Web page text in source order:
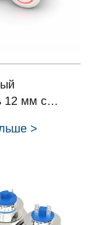
12 мм с
>